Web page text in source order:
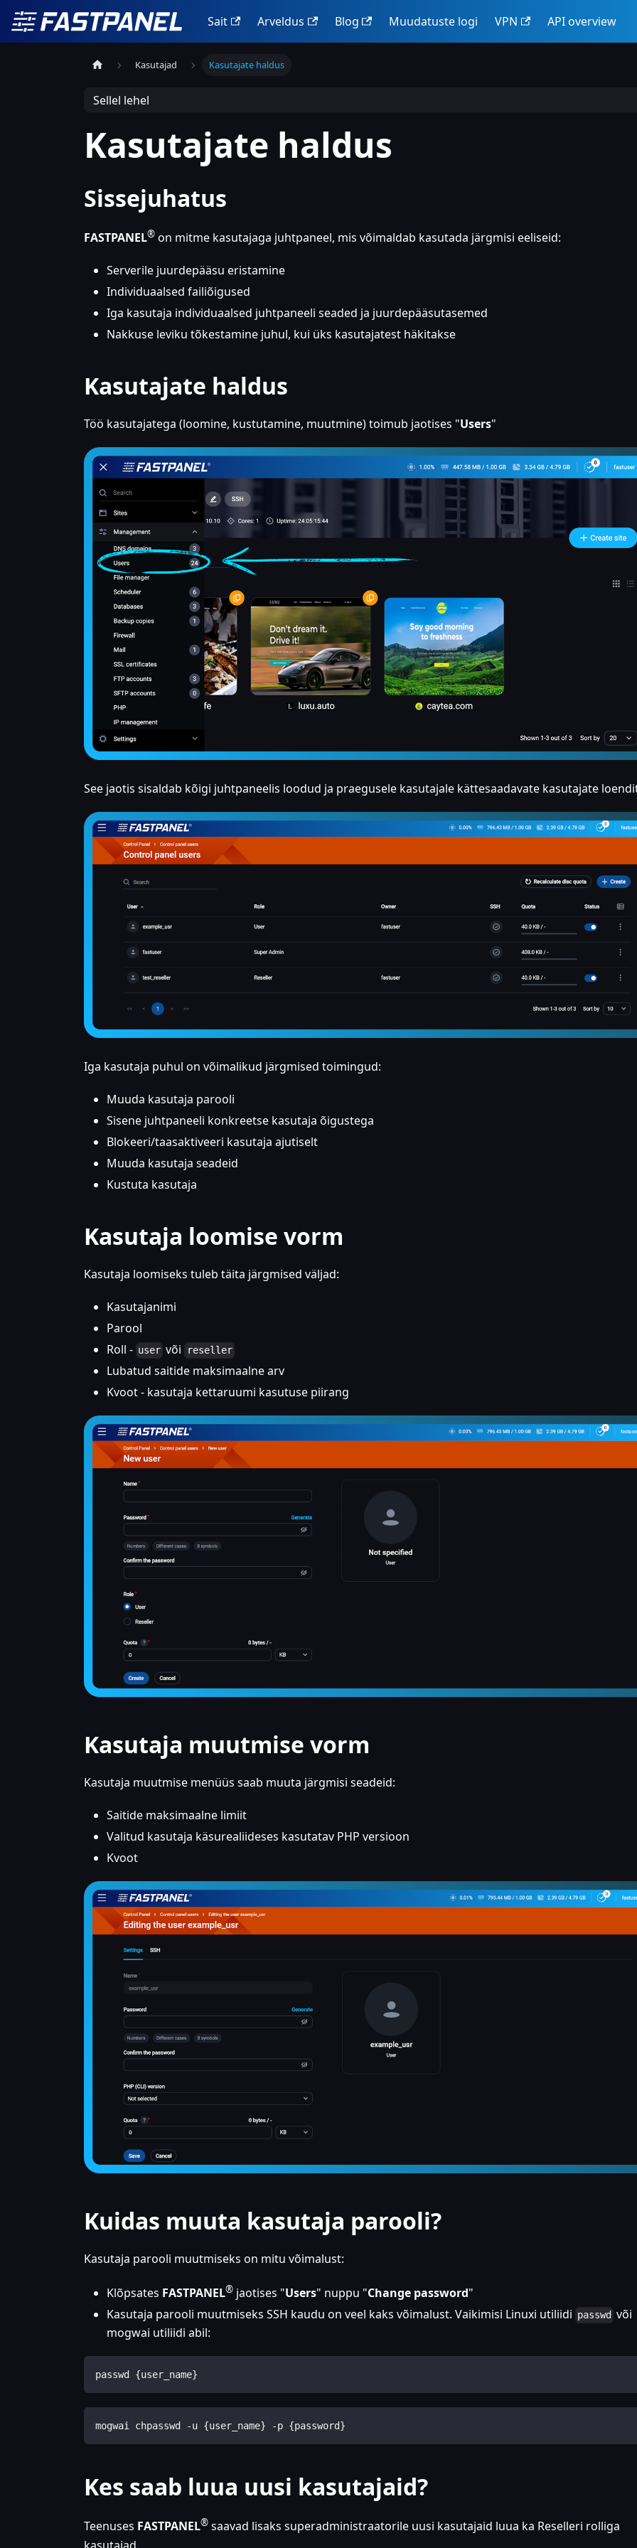
Sait Arveldus Blog Muudatuste logi VPN API overview
Kasutajad Kasutajate haldus
Sellel lehel
Kasutajate haldus
Sissejuhatus
FASTPANEL® on mitme kasutajaga juhtpaneel, mis võimaldab kasutada järgmisi eeliseid:
Serverile juurdepääsu eristamine
Individuaalsed failiõigused
Iga kasutaja individuaalsed juhtpaneeli seaded ja juurdepääsutasemed
Nakkuse leviku tõkestamine juhul, kui üks kasutajatest häkitakse
Kasutajate haldus
Töö kasutajatega (loomine, kustutamine, muutmine) toimub jaotises "Users"
See jaotis sisaldab kõigi juhtpaneelis loodud ja praegusele kasutajale kättesaadavate kasutajate
Iga kasutaja puhul on võimalikud järgmised toimingud:
Muuda kasutaja parooli
Sisene juhtpaneeli konkreetse kasutaja õigustega
Blokeeri/taasaktiveeri kasutaja ajutiselt
Muuda kasutaja seadeid
Kustuta kasutaja
Kasutaja loomise vorm
Kasutaja loomiseks tuleb täita järgmised väljad:
Kasutajanimi
Parool
Roll - user või reseller
Lubatud saitide maksimaalne arv
Kvoot - kasutaja kettaruumi kasutuse piirang
Kasutaja muutmise vorm
Kasutaja muutmise menüüs saab muuta järgmisi seadeid:
Saitide maksimaalne limiit
Valitud kasutaja käsurealiideses kasutatav PHP versioon
Kvoot
Kuidas muuta kasutaja parooli?
Kasutaja parooli muutmiseks on mitu võimalust:
Klõpsates FASTPANEL® jaotises "Users" nuppu "Change password"
Kasutaja parooli muutmiseks SSH kaudu on veel kaks võimalust. Vaikimisi Linuxi utiliidi passwd või
mogwai utiliidi abil:
passwd {user_name}
mogwai chpasswd -u {user_name} -p {password}
Kes saab luua uusi kasutajaid?
Teenuses FASTPANEL® saavad lisaks superadministraatorile uusi kasutajaid luua ka Reselleri rolliga